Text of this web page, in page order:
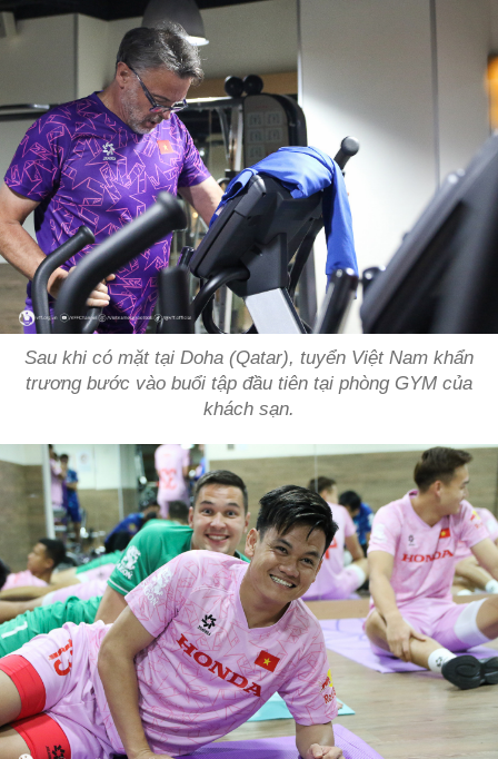
Sau khi có mặt tại Doha (Qatar), tuyển Việt Nam khẩn
trương bước vào buổi tập đầu tiên tại phòng GYM của
khách sạn.